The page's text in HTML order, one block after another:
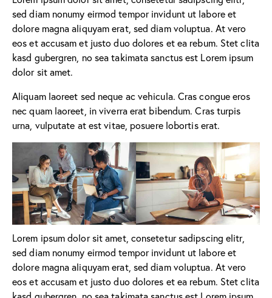
sed diam nonumy eirmod tempor invidunt ut labore et
dolore magna aliquyam erat, sed diam voluptua. At vero
eos et accusam et justo duo dolores et ea rebum. Stet clita
kasd gubergren, no sea takimata sanctus est Lorem ipsum
dolor sit amet.
Aliquam laoreet sed neque ac vehicula. Cras congue eros
nec quam laoreet, in viverra erat bibendum. Cras turpis
urna, vulputate at est vitae, posuere lobortis erat.
Lorem ipsum dolor sit amet, consetetur sadipscing elitr,
sed diam nonumy eirmod tempor invidunt ut labore et
dolore magna aliquyam erat, sed diam voluptua. At vero
eos et accusam et justo duo dolores et ea rebum. Stet clita